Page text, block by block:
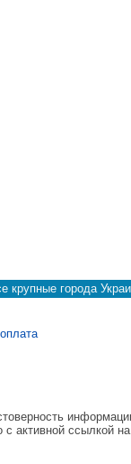
крупные города
активной ссылкой